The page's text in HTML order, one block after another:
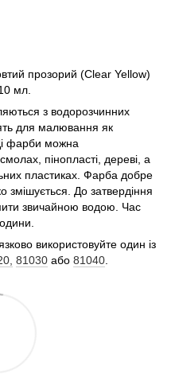
прозорий (Clear Yellow)
мл.
з водорозчинних
для малювання як
фарби можна
пінопласті, дереві, а
пластиках. Фарба добре
змішується. До затвердіння
звичайною водою. Час
використовуйте один із
81030 або 81040